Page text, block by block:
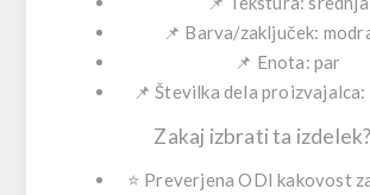
📌 Barva/zaključek:
📌 Enota: par
📌 Številka dela proizvajalca:
Zakaj izbrati ta
⭐ Preverjena ODI kakovost